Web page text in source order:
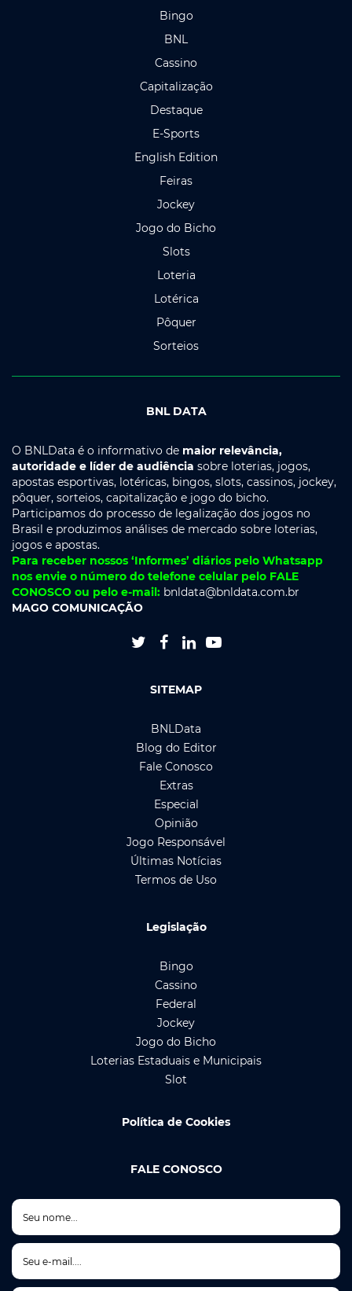
Bingo
BNL
Cassino
Capitalização
Destaque
E-Sports
English Edition
Feiras
Jockey
Jogo do Bicho
Slots
Loteria
Lotérica
Pôquer
Sorteios
BNL DATA
O BNLData é o informativo de maior relevância,
autoridade e líder de audiência sobre loterias, jogos,
apostas esportivas, lotéricas, bingos, slots, cassinos, jockey,
pôquer, sorteios, capitalização e jogo do bicho.
Participamos do processo de legalização dos jogos no
Brasil e produzimos análises de mercado sobre loterias,
jogos e apostas.
Para receber nossos ‘Informes’ diários pelo Whatsapp
nos envie o número do telefone celular pelo FALE
CONOSCO ou pelo e-mail: bnldata@bnldata.com.br
MAGO COMUNICAÇÃO
   
SITEMAP
BNLData
Blog do Editor
Fale Conosco
Extras
Especial
Opinião
Jogo Responsável
Últimas Notícias
Termos de Uso
Legislação
Bingo
Cassino
Federal
Jockey
Jogo do Bicho
Loterias Estaduais e Municipais
Slot
Política de Cookies
FALE CONOSCO